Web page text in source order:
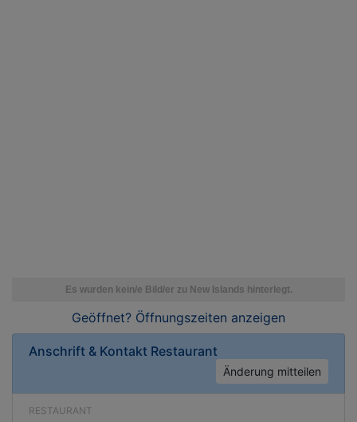
Geöffnet? Öffnungszeiten anzeigen
Anschrift & Kontakt Restaurant
Änderung mitteilen
RESTAURANT